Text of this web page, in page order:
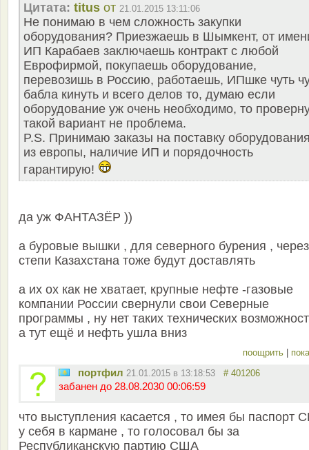
Цитата: titus от 21.01.2015 13:11:06
Не понимаю в чем сложность закупки
оборудования? Приезжаешь в Шымкент, от
ИП Карабаев заключаешь контракт с любой
Еврофирмой, покупаешь оборудование,
перевозишь в Россию, работаешь, ИПшке чуть
бабла кинуть и всего делов то, думаю если
оборудование уж очень необходимо, то
такой вариант не проблема.
P.S. Принимаю заказы на поставку
из европы, наличие ИП и порядочность
гарантирую!
да уж ФАНТАЗЁР ))
а буровые вышки , для северного бурения , через
степи Казахстана тоже будут доставлять
а их ох как не хватает, крупные нефте -газовые
компании России свернули свои Северные
программы , ну нет таких технических
а тут ещё и нефть ушла вниз
поощрить
портфил 21.01.2015 в 13:18:53 # 401206
забанен до 28.08.2030 00:06:59
что выступления касается , то имея бы паспорт
у себя в кармане , то голосовал бы за
Республиканскую партию США